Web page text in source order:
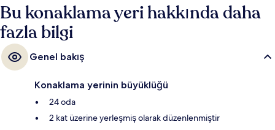
Bu konaklama yeri hakkında daha
fazla bilgi
Genel bakış
Konaklama yerinin büyüklüğü
24 oda
2 kat üzerine yerleşmiş olarak düzenlenmiştir